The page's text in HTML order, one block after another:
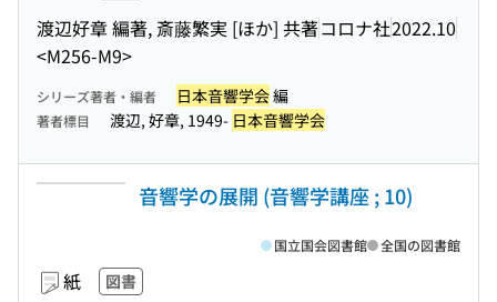
渡辺好章 編著, 斎藤繁実 [ほか] 共著コロナ社2022.10
<M256-M9>
シリーズ著者・編者 日本音響学会編
著者標目 渡辺, 好章, 1949- 日本音響学会
音響学の展開 (音響学講座 ; 10)
紙 図書
国立国会図書館 全国の図書館